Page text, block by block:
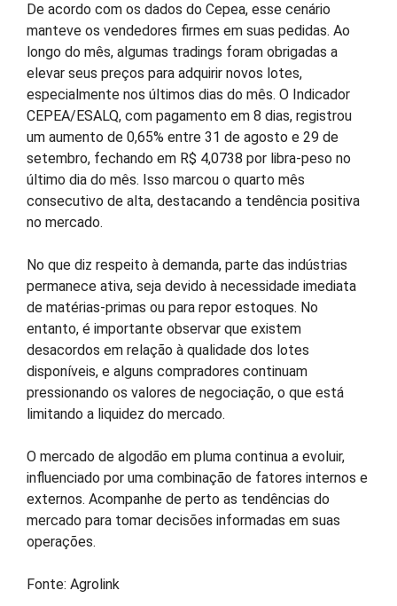
De acordo com os dados do Cepea, esse cenário
manteve os vendedores firmes em suas pedidas. Ao
longo do mês, algumas tradings foram obrigadas a
elevar seus preços para adquirir novos lotes,
especialmente nos últimos dias do mês. O Indicador
CEPEA/ESALQ, com pagamento em 8 dias, registrou
um aumento de 0,65% entre 31 de agosto e 29 de
setembro, fechando em R$ 4,0738 por libra-peso no
último dia do mês. Isso marcou o quarto mês
consecutivo de alta, destacando a tendência positiva
no mercado.
No que diz respeito à demanda, parte das indústrias
permanece ativa, seja devido à necessidade imediata
de matérias-primas ou para repor estoques. No
entanto, é importante observar que existem
desacordos em relação à qualidade dos lotes
disponíveis, e alguns compradores continuam
pressionando os valores de negociação, o que está
limitando a liquidez do mercado.
O mercado de algodão em pluma continua a evoluir,
influenciado por uma combinação de fatores internos e
externos. Acompanhe de perto as tendências do
mercado para tomar decisões informadas em suas
operações.
Fonte: Agrolink